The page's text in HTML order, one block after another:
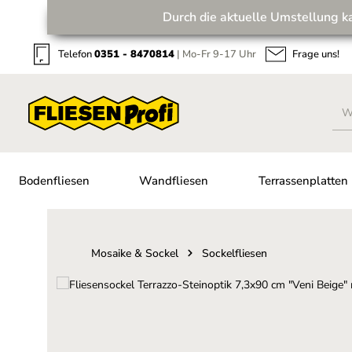
Zur Hauptnavigation springenDurch die aktuelle Umstellung
Telefon0351 - 8470814 | Mo-Fr 9-17 Uhr Frage uns!
Bodenfliesen Wandfliesen Terrassenplatten
Mosaike & Sockel Sockelfliesen
Bildergalerie überspringen